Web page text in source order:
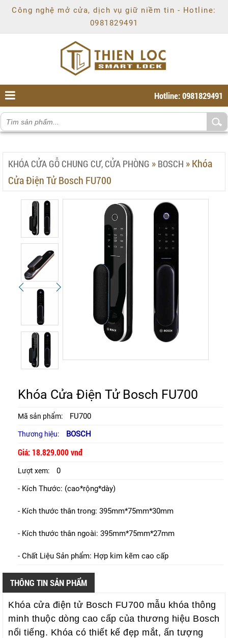
Công nghệ mở cửa, dịch vụ giữ niềm tin - Hotline:
0981829491
Hotline: 0981829491
KHÓA CỬA GỖ CHUNG CƯ, CỬA PHÒNG » BOSCH »Khóa
Cửa Điện Tử Bosch FU700
Khóa Cửa Điện Tử Bosch FU700
Mã sản phẩm: FU700
Thương hiệu: BOSCH
Giá: 18.829.000 vnđ
Lượt xem:
0
- Kích Thước: (cao*rộng*dày)
- Kích thước thân trong: 395mm*75mm*30mm
- Kích thước thân ngoài: 395mm*75mm*27mm
- Chất Liệu Sản phẩm: Hợp kim kẽm cao cấp
THÔNG TIN SẢN PHẨM
Khóa cửa điện tử Bosch FU700 mẫu khóa thông
minh thuộc dòng cao cấp của thương hiệu Bosch
nổi tiếng. Khóa có thiết kế đẹp mắt, ấn tượng